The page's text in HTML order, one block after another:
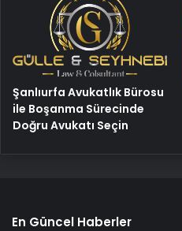
Şanlıurfa Avukatlık Bürosu
ile Boşanma Sürecinde
Doğru Avukatı Seçin
En Güncel Haberler